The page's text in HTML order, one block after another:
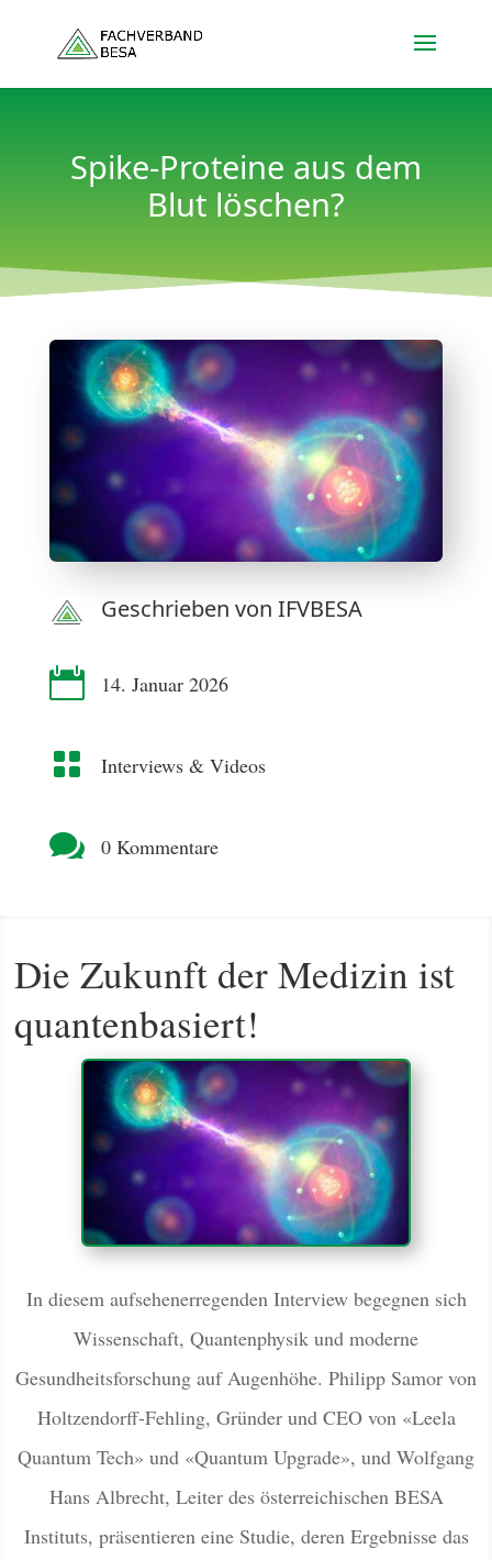
Spike-Proteine aus dem
Blut löschen?
Geschrieben von IFVBESA
 14. Januar 2026
 Interviews & Videos
 0 Kommentare
Die Zukunft der Medizin ist
quantenbasiert!
In diesem aufsehenerregenden Interview begegnen sich
Wissenschaft, Quantenphysik und moderne
Gesundheitsforschung auf Augenhöhe. Philipp Samor von
Holtzendorff-Fehling, Gründer und CEO von «Leela
Quantum Tech» und «Quantum Upgrade», und Wolfgang
Hans Albrecht, Leiter des österreichischen BESA
Instituts, präsentieren eine Studie, deren Ergebnisse das